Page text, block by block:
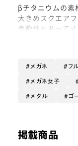
βチタニウムの素
大きめスクエア
柔軟性もあって
いのですが、ゴ
ビッグシェイプ
レンド感もありま
メガネ フ
メガネ女子
メタル ゴ
掲載商品